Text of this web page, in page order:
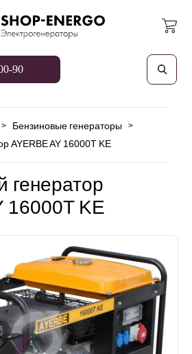
90
> Бензиновые генераторы >
AYERBE AY 16000T KE
генератор
16000T KE